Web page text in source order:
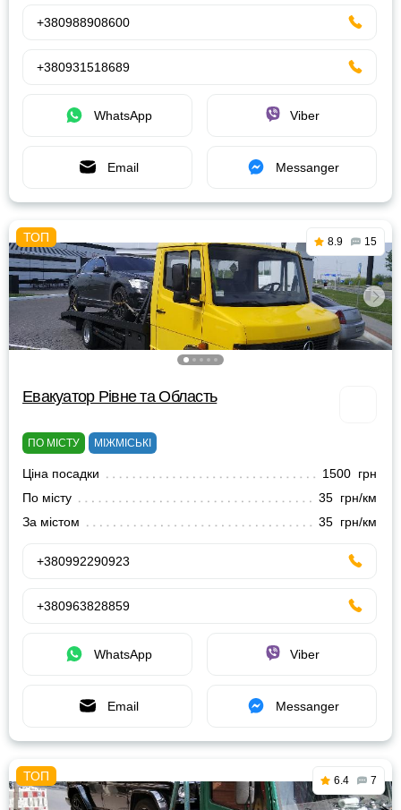
+380988908600
+380931518689
WhatsApp Viber
Email Messanger
8.9 15
Евакуатор Рівне та Область
ПО МІСТУ МІЖМІСЬКІ
Ціна посадки
1500 грн
По місту
35 грн/км
За містом
35 грн/км
+380992290923
+380963828859
WhatsApp Viber
Email Messanger
6.4 7